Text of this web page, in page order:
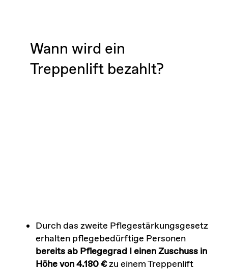
Wann wird ein
Treppenlift bezahlt?
Durch das zweite Pflegestärkungsgesetz
erhalten pflegebedürftige Personen
bereits ab Pflegegrad I einen Zuschuss in
Höhe von 4.180 €zu einem Treppenlift